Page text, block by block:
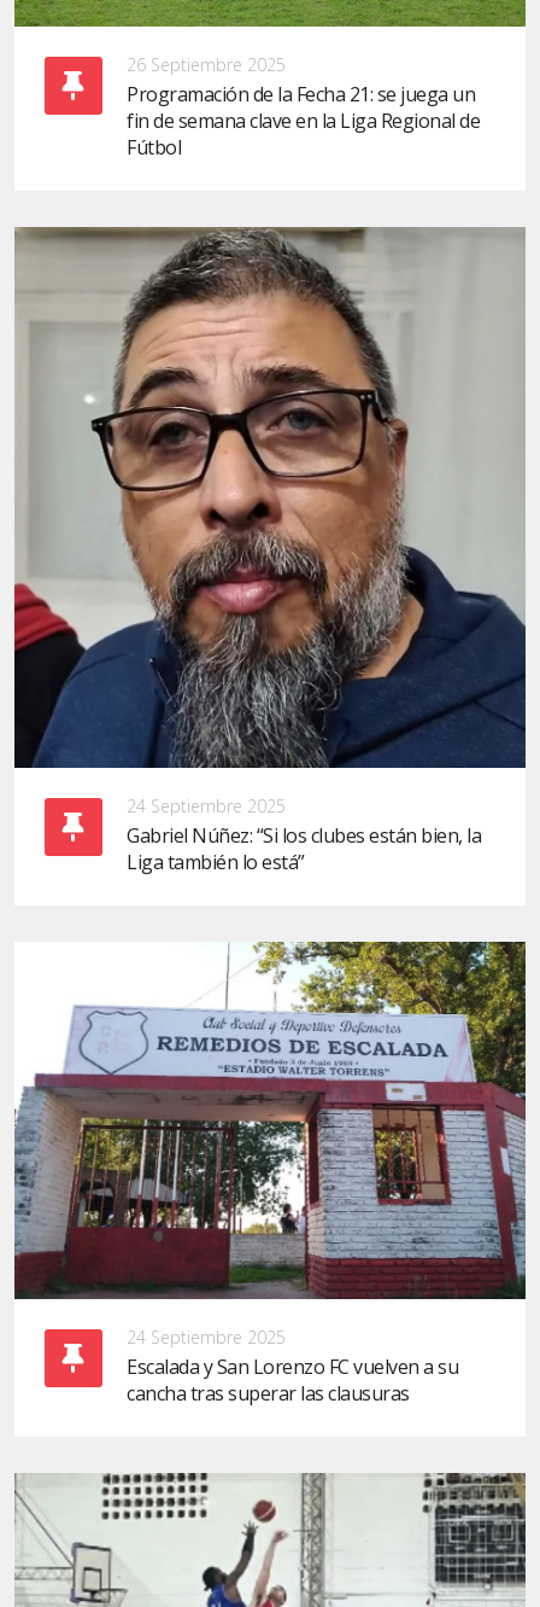
26 Septiembre 2025
Programación de la Fecha 21: se juega un
fin de semana clave en la Liga Regional de
Fútbol
24 Septiembre 2025
Gabriel Núñez: “Si los clubes están bien, la
Liga también lo está”
24 Septiembre 2025
Escalada y San Lorenzo FC vuelven a su
cancha tras superar las clausuras